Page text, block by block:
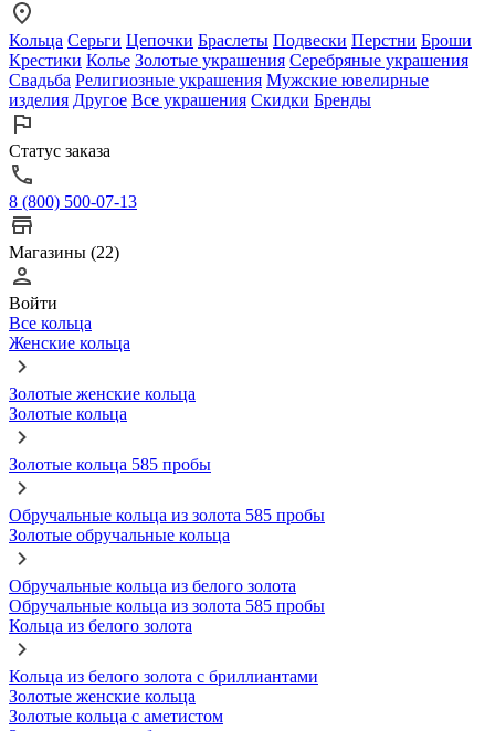
Кольца Серьги Цепочки Браслеты Подвески Перстни Броши
Крестики Колье Золотые украшения Серебряные украшения
Свадьба Религиозные украшения Мужские ювелирные
изделия Другое Все украшения Скидки Бренды
Статус заказа
8 (800) 500-07-13
Магазины (22)
Войти
Все кольца
Женские кольца
Золотые женские кольца
Золотые кольца
Золотые кольца 585 пробы
Обручальные кольца из золота 585 пробы
Золотые обручальные кольца
Обручальные кольца из белого золота
Обручальные кольца из золота 585 пробы
Кольца из белого золота
Кольца из белого золота с бриллиантами
Золотые женские кольца
Золотые кольца с аметистом